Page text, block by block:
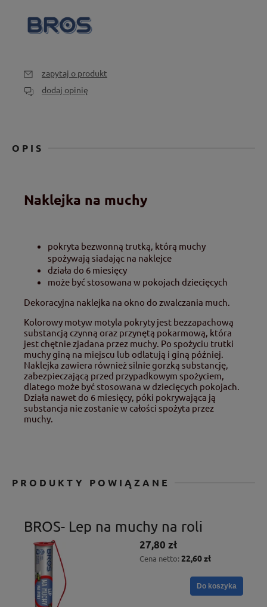
zapytaj o produkt
dodaj opinię
OPIS
Naklejka na muchy
pokryta bezwonną trutką, którą muchy
spożywają siadając na naklejce
działa do 6 miesięcy
może być stosowana w pokojach dziecięcych
Dekoracyjna naklejka na okno do zwalczania much.
Kolorowy motyw motyla pokryty jest bezzapachową
substancją czynną oraz przynętą pokarmową, która
jest chętnie zjadana przez muchy. Po spożyciu trutki
muchy giną na miejscu lub odlatują i giną później.
Naklejka zawiera również silnie gorzką substancję,
zabezpieczającą przed przypadkowym spożyciem,
dlatego może być stosowana w dziecięcych pokojach.
Działa nawet do 6 miesięcy, póki pokrywająca ją
substancja nie zostanie w całości spożyta przez
muchy.
PRODUKTY POWIĄZANE
BROS- Lep na muchy na roli
27,80 zł
Cena netto: 22,60 zł
Do koszyka